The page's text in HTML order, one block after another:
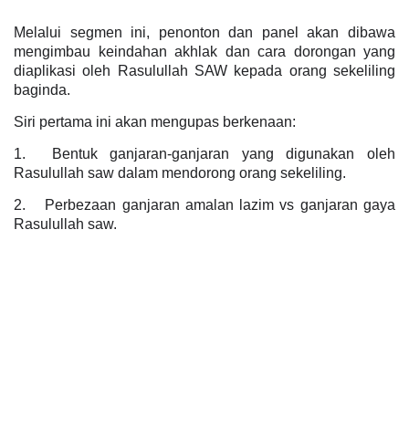
Melalui segmen ini, penonton dan panel akan dibawa
mengimbau keindahan akhlak dan cara dorongan yang
diaplikasi oleh Rasulullah SAW kepada orang sekeliling
baginda.
Siri pertama ini akan mengupas berkenaan:
1.
Bentuk ganjaran-ganjaran yang digunakan oleh
Rasulullah saw dalam mendorong orang sekeliling.
2.
Perbezaan ganjaran amalan lazim vs ganjaran gaya
Rasulullah saw.